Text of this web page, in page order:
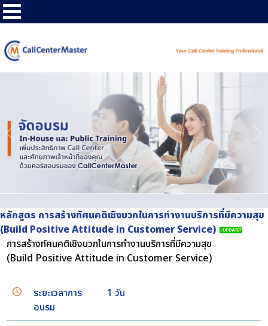
หลักสูตร การสร้างทัศนคติเชิงบวกในการทำงานบริการที่มีความสุข
(Build Positive Attitude in Customer Service)
การสร้างทัศนคติเชิงบวกในการทำงานบริการที่มีความสุข
(Build Positive Attitude in Customer Service)
ระยะเวลาการ
อบรม
1 วัน